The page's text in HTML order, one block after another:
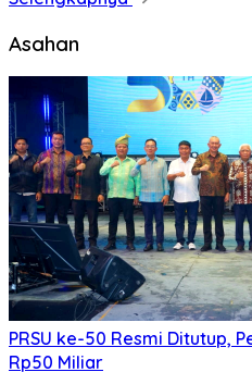
Kala Ku Seorang Diri Hanya
MalamKu Coba
Nasional